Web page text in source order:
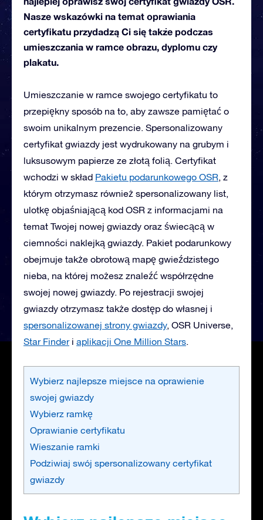
Nasze wskazówki na temat oprawiania
certyfikatu przydadzą Ci się także podczas
umieszczania w ramce obrazu, dyplomu czy
plakatu.
Umieszczanie w ramce swojego certyfikatu to
przepiękny sposób na to, aby zawsze pamiętać o
swoim unikalnym prezencie. Spersonalizowany
certyfikat gwiazdy jest wydrukowany na grubym i
luksusowym papierze ze złotą folią. Certyfikat
wchodzi w skład Pakietu podarunkowego OSR, z
którym otrzymasz również spersonalizowany list,
ulotkę objaśniającą kod OSR z informacjami na
temat Twojej nowej gwiazdy oraz świecącą w
ciemności naklejką gwiazdy. Pakiet podarunkowy
obejmuje także obrotową mapę gwieździstego
nieba, na której możesz znaleźć współrzędne
swojej nowej gwiazdy. Po rejestracji swojej
gwiazdy otrzymasz także dostęp do własnej i
spersonalizowanej strony gwiazdy, OSR Universe,
Star Finderi aplikacji One Million Stars.
Wybierz najlepsze miejsce na oprawienie
swojej gwiazdy
Wybierz ramkę
Oprawianie certyfikatu
Wieszanie ramki
Podziwiaj swój spersonalizowany certyfikat
gwiazdy